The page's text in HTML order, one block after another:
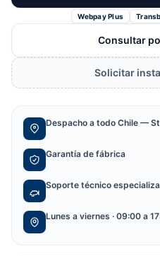
Webpay Plus
Consultar
Solicitar
Despacho a todo Chile —
Garantía de fábrica
Soporte técnico
Lunes a viernes · 09:00 a